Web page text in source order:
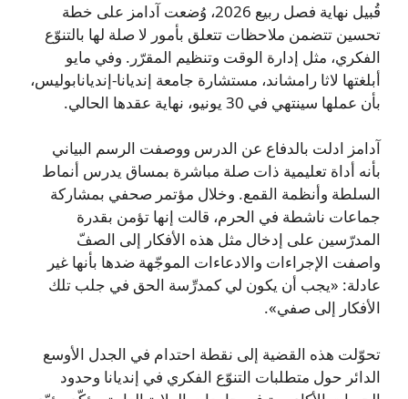
قُبيل نهاية فصل ربيع 2026، وُضعت آدامز على خطة
تحسين تتضمن ملاحظات تتعلق بأمور لا صلة لها بالتنوّع
الفكري، مثل إدارة الوقت وتنظيم المقرّر. وفي مايو
أبلغتها لاثا رامشاند، مستشارة جامعة إنديانا-إنديانابوليس،
بأن عملها سينتهي في 30 يونيو، نهاية عقدها الحالي.
آدامز ادلت بالدفاع عن الدرس ووصفت الرسم البياني
بأنه أداة تعليمية ذات صلة مباشرة بمساق يدرس أنماط
السلطة وأنظمة القمع. وخلال مؤتمر صحفي بمشاركة
جماعات ناشطة في الحرم، قالت إنها تؤمن بقدرة
المدرّسين على إدخال مثل هذه الأفكار إلى الصفّ
واصفت الإجراءات والادعاءات الموجّهة ضدها بأنها غير
عادلة: «يجب أن يكون لي كمدرِّسة الحق في جلب تلك
الأفكار إلى صفي».
تحوّلت هذه القضية إلى نقطة احتدام في الجدل الأوسع
الدائر حول متطلبات التنوّع الفكري في إنديانا وحدود